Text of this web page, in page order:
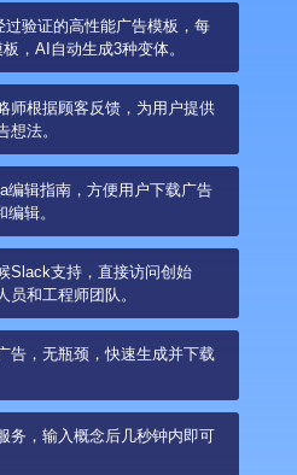
验证的高性能广告模板，每
，AI自动生成3种变体。
师根据顾客反馈，为用户提供
法。
编辑指南，方便用户下载广告
辑。
Slack支持，直接访问创始
员和工程师团队。
告，无瓶颈，快速生成并下载
务，输入概念后几秒钟内即可